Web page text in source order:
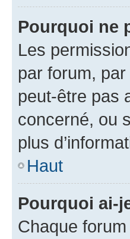
Pourquoi ne
Les
par forum, par
peut-être pas
concerné, ou
plus
Haut
Pourquoi ai-
Chaque